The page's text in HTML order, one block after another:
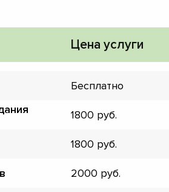
Цена услуги
Бесплатно
1800
1800
2000